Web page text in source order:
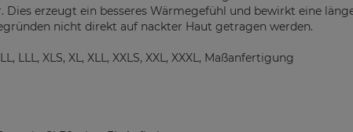
erzeugt ein besseres Wärmegefühl und bewirkt eine
nicht direkt auf nackter Haut getragen werden.
LLL, XLS, XL, XLL, XXLS, XXL, XXXL, Maßanfertigung